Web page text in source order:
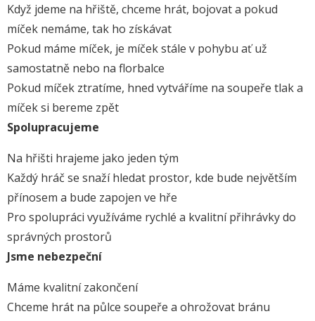
Když jdeme na hřiště, chceme hrát, bojovat a pokud
míček nemáme, tak ho získávat
Pokud máme míček, je míček stále v pohybu ať už
samostatně nebo na florbalce
Pokud míček ztratíme, hned vytváříme na soupeře tlak a
míček si bereme zpět
Spolupracujeme
Na hřišti hrajeme jako jeden tým
Každý hráč se snaží hledat prostor, kde bude největším
přínosem a bude zapojen ve hře
Pro spolupráci využíváme rychlé a kvalitní přihrávky do
správných prostorů
Jsme nebezpeční
Máme kvalitní zakončení
Chceme hrát na půlce soupeře a ohrožovat bránu